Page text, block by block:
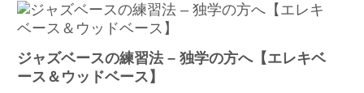
ジャズベースの練習法 – 独学の方へ【エレキベ
ース＆ウッドベース】